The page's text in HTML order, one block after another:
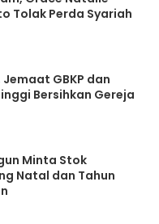
Tolak Perda Syariah
GBKP dan
Bersihkan Gereja
Minta Stok
Natal dan Tahun